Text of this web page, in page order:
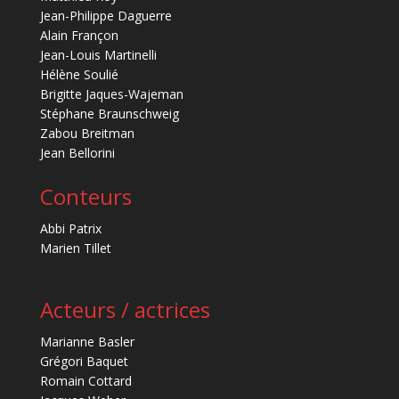
Jean-Philippe Daguerre
Alain Françon
Jean-Louis Martinelli
Hélène Soulié
Brigitte Jaques-Wajeman
Stéphane Braunschweig
Zabou Breitman
Jean Bellorini
Conteurs
Abbi Patrix
Marien Tillet
Acteurs / actrices
Marianne Basler
Grégori Baquet
Romain Cottard